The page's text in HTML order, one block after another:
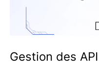
Gestion des